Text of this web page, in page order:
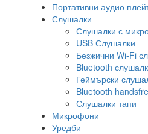
Портативни аудио
Слушалки
Слушалки с
USB Слушалки
Безжични Wi-Fi
Bluetooth
Геймърски
Bluetooth
Слушалки тапи
Микрофони
Уредби